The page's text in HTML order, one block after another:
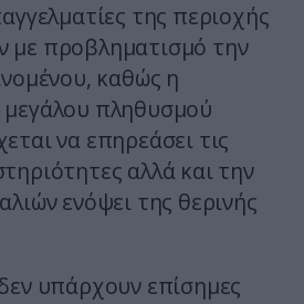
της περιοχής
με προβληματισμό την
καθώς η
πληθυσμού
να επηρεάσει τις
αλλά και την
ενόψει της θερινής
υπάρχουν επίσημες